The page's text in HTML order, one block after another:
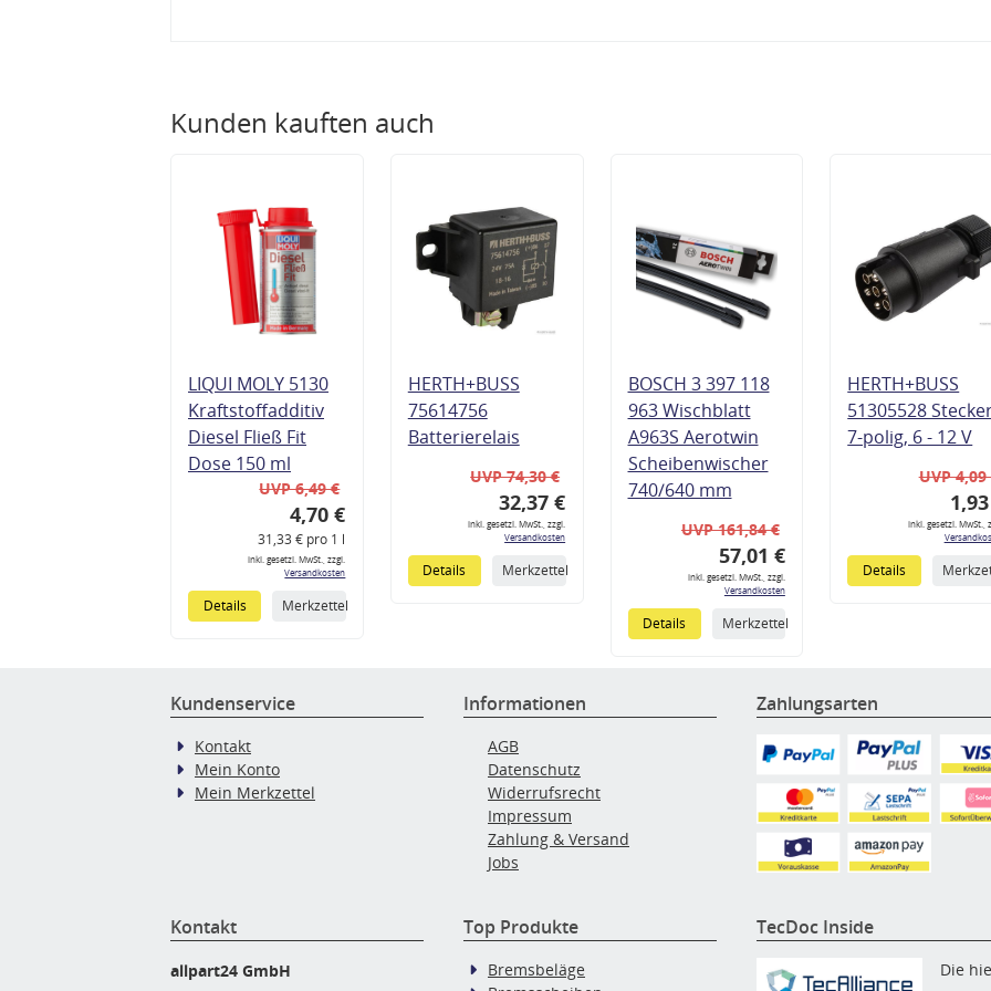
Kunden kauften auch
LIQUI MOLY 5130
Kraftstoffadditiv
Diesel Fließ Fit
Dose 150 ml
UVP 6,49 €
4,70 €
31,33 € pro 1 l
inkl. gesetzl. MwSt., zzgl.
Versandkosten
Details Merkzettel
HERTH+BUSS
75614756
Batterierelais
UVP 74,30 €
32,37 €
inkl. gesetzl. MwSt., zzgl.
Versandkosten
Details Merkzettel
BOSCH 3 397 118
963 Wischblatt
A963S Aerotwin
Scheibenwischer
740/640 mm
UVP 161,84 €
57,01 €
inkl. gesetzl. MwSt., zzgl.
Versandkosten
Details Merkzettel
HERTH+BUSS
51305528
7-polig, 6 - 12 V
UVP 4,09
inkl. gesetzl. MwSt.,
Details
Kundenservice
Kontakt
Mein Konto
Mein Merkzettel
Informationen
AGB
Datenschutz
Widerrufsrecht
Impressum
Zahlung & Versand
Jobs
Zahlungsarten
Kontakt
allpart24 GmbH
Top Produkte
Bremsbeläge
TecDoc Inside
Die